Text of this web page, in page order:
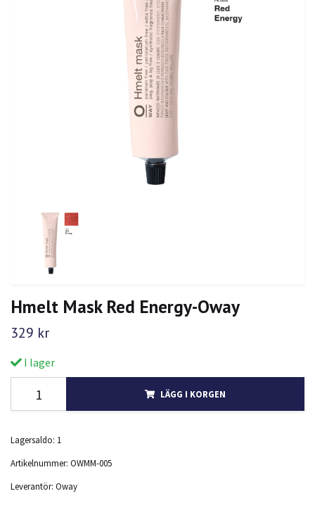
Hmelt Mask Red Energy-Oway
329 kr
I lager
LÄGG I KORGEN
Lagersaldo: 1
Artikelnummer: OWMM-005
Leverantör: Oway